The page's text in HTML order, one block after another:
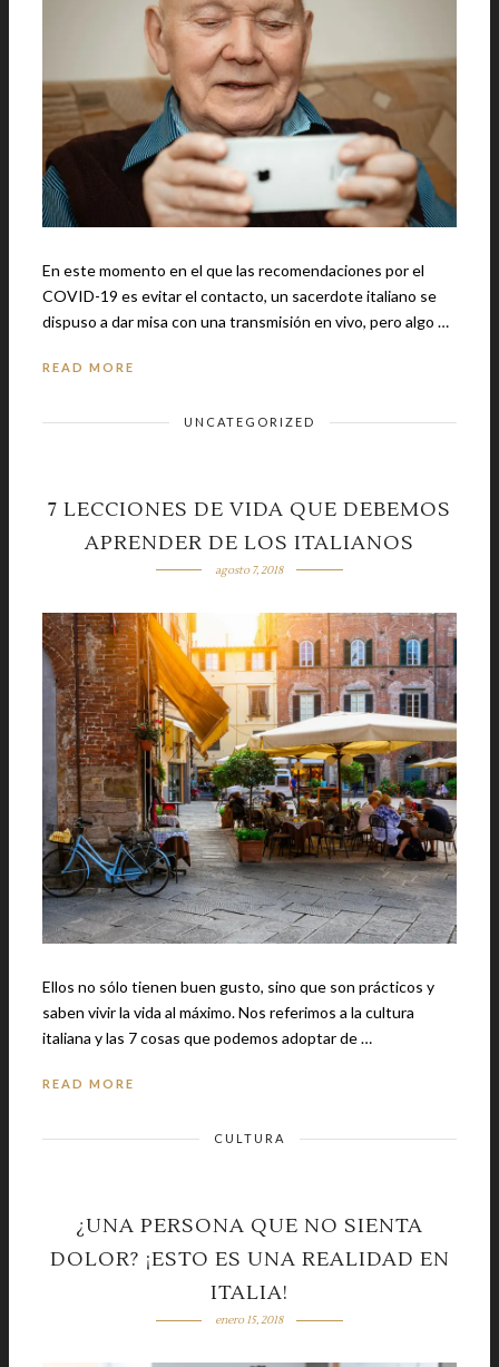
En este momento en el que las recomendaciones por el
COVID-19 es evitar el contacto, un sacerdote italiano se
dispuso a dar misa con una transmisión en vivo, pero algo …
READ MORE
UNCATEGORIZED
7 LECCIONES DE VIDA QUE DEBEMOS
APRENDER DE LOS ITALIANOS
agosto 7, 2018
Ellos no sólo tienen buen gusto, sino que son prácticos y
saben vivir la vida al máximo. Nos referimos a la cultura
italiana y las 7 cosas que podemos adoptar de …
READ MORE
CULTURA
¿UNA PERSONA QUE NO SIENTA
DOLOR? ¡ESTO ES UNA REALIDAD EN
ITALIA!
enero 15, 2018